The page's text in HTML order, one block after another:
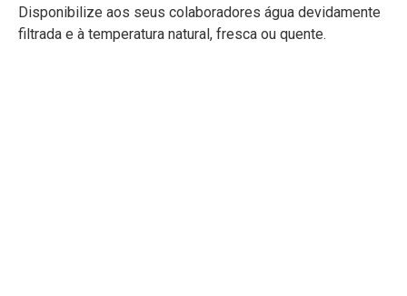
Disponibilize aos seus colaboradores água devidamente
filtrada e à temperatura natural, fresca ou quente.